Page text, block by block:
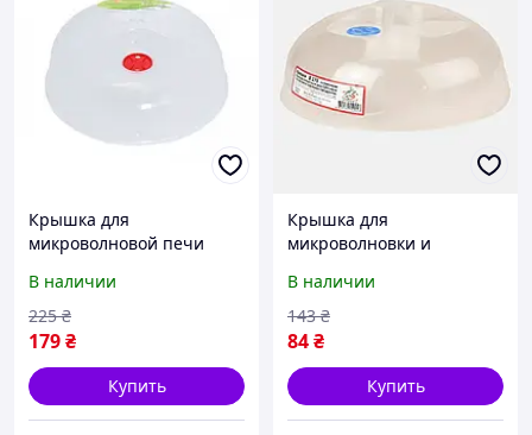
Крышка для
микроволновой печи
Алеана 167071
В наличии
179₴
225 ₴
Купить
Крышка для
микроволновки и
см Д27 0047
В наличии
84₴
143 ₴
Купить